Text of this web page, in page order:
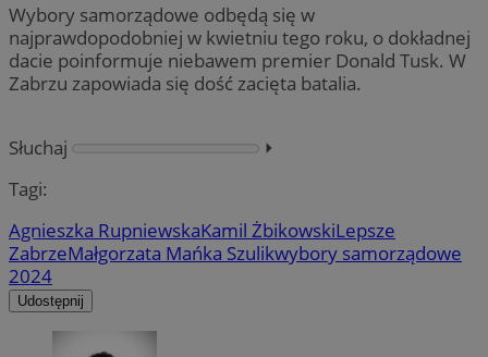
Wybory samorządowe odbędą się w
najprawdopodobniej w kwietniu tego roku, o dokładnej
dacie poinformuje niebawem premier Donald Tusk. W
Zabrzu zapowiada się dość zacięta batalia.
Słuchaj
⏵︎
Tagi:
Agnieszka RupniewskaKamil ŻbikowskiLepsze
ZabrzeMałgorzata Mańka Szulikwybory samorządowe
2024
Udostępnij